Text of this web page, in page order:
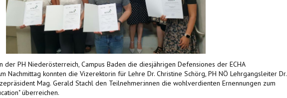
der PH Niederösterreich, Campus Baden die diesjährigen Defensiones der ECHA
Nachmittag konnten die Vizerektorin für Lehre Dr. Christine Schörg, PH NÖ Lehrgangsleiter Dr.
Mag. Gerald Stachl den Teilnehmer:innen die wohlverdienten Ernennungen zum
überreichen.